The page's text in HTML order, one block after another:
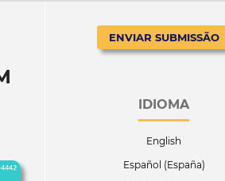
ENVIAR SUBMISSÃO
IDIOMA
English
Español (España)